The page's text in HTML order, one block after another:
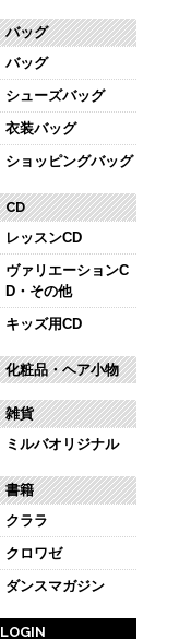
バッグ
バッグ
シューズバッグ
衣装バッグ
ショッピングバッグ
CD
レッスンCD
ヴァリエーションC
D・その他
キッズ用CD
化粧品・ヘア小物
雑貨
ミルバオリジナル
書籍
クララ
クロワゼ
ダンスマガジン
LOGIN